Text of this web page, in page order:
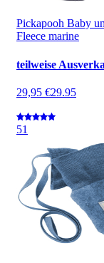
Pickapooh Baby
Fleece marine
teilweise
29,95 €29.95
51